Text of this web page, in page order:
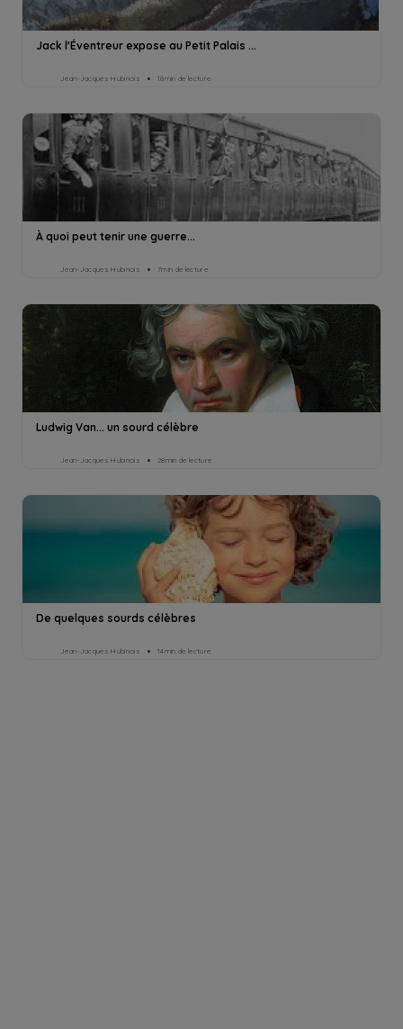
Jack l'Éventreur expose au Petit Palais ...
Jean-Jacques Hubinois 18min de lecture
À quoi peut tenir une guerre...
Jean-Jacques Hubinois 7min de lecture
Ludwig Van... un sourd célèbre
Jean-Jacques Hubinois 28min de lecture
De quelques sourds célèbres
Jean-Jacques Hubinois 14min de lecture